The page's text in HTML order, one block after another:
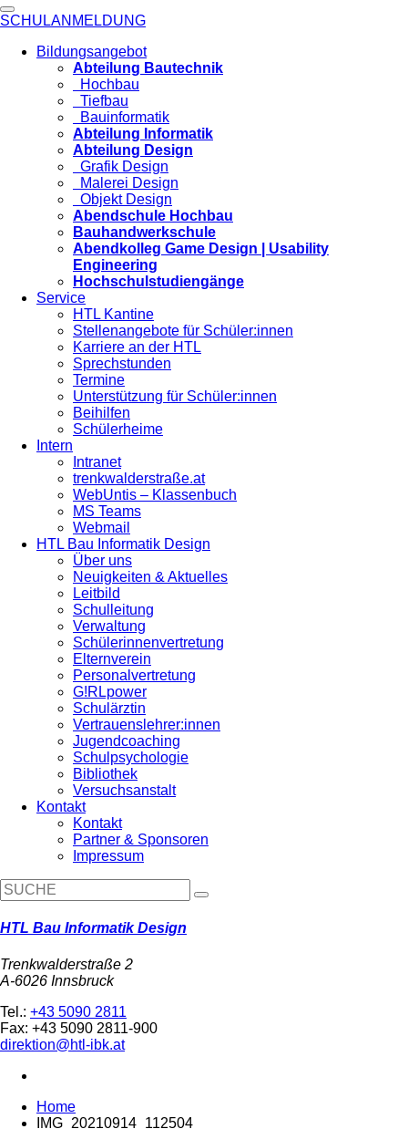
SCHULANMELDUNG
Bildungsangebot
Abteilung Bautechnik
Hochbau
Tiefbau
Bauinformatik
Abteilung Informatik
Abteilung Design
Grafik Design
Malerei Design
Objekt Design
Abendschule Hochbau
Bauhandwerkschule
Abendkolleg Game Design | Usability
Engineering
Hochschulstudiengänge
Service
HTL Kantine
Stellenangebote für Schüler:innen
Karriere an der HTL
Sprechstunden
Termine
Unterstützung für Schüler:innen
Beihilfen
Schülerheime
Intern
Intranet
trenkwalderstraße.at
WebUntis – Klassenbuch
MS Teams
Webmail
HTL Bau Informatik Design
Über uns
Neuigkeiten & Aktuelles
Leitbild
Schulleitung
Verwaltung
Schülerinnenvertretung
Elternverein
Personalvertretung
G!RLpower
Schulärztin
Vertrauenslehrer:innen
Jugendcoaching
Schulpsychologie
Bibliothek
Versuchsanstalt
Kontakt
Kontakt
Partner & Sponsoren
Impressum
HTL Bau Informatik Design
Trenkwalderstraße 2
A-6026 Innsbruck
Tel.: +43 5090 2811
Fax: +43 5090 2811-900
direktion@htl-ibk.at
Home
IMG_20210914_112504